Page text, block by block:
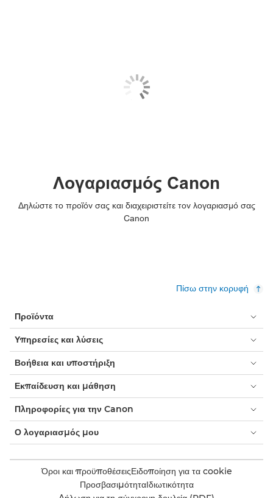
Λογαριασμός Canon
Δηλώστε το προϊόν σας και διαχειριστείτε τον λογαριασμό σας
Canon
Πίσω στην κορυφή
Προϊόντα
Υπηρεσίες και λύσεις
Βοήθεια και υποστήριξη
Εκπαίδευση και μάθηση
Πληροφορίες για την Canon
Ο λογαριασμός μου
Όροι και προϋποθέσειςΕιδοποίηση για τα cookie
ΠροσβασιμότηταΙδιωτικότητα